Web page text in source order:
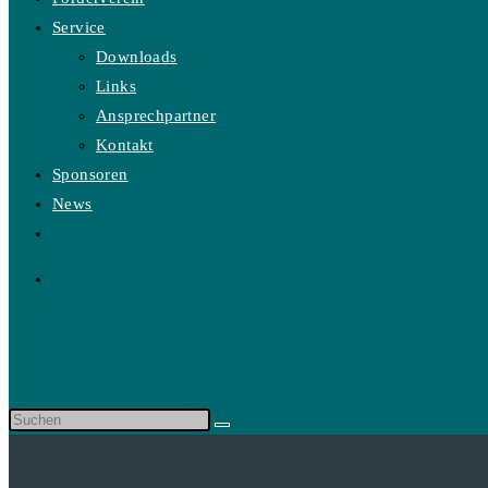
Service
Downloads
Links
Ansprechpartner
Kontakt
Sponsoren
News
Diese